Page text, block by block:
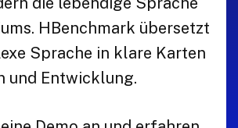
HBenchmark übersetzt
Sprache in klare Karten
und Entwicklung.